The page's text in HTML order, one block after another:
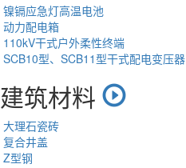
镍镉应急灯高温电池
动力配电箱
110kV干式户外柔性终端
SCB10型、SCB11型干式配电变压器
建筑材料
大理石瓷砖
复合井盖
Z型钢